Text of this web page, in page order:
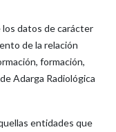
datos de carácter
de la relación
formación,
Adarga Radiológica
entidades que